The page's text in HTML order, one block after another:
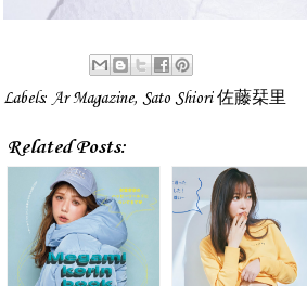
Labels: Ar Magazine, Sato Shiori 佐藤栞里
Related Posts: